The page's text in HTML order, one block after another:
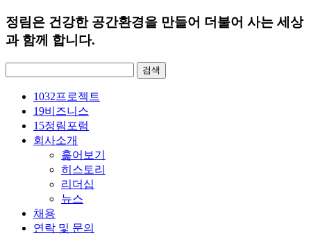
정림은 건강한 공간환경을 만들어 더불어 사는 세상
과 함께 합니다.
1032프로젝트
19비즈니스
15정림포럼
회사소개
훑어보기
히스토리
리더십
뉴스
채용
연락 및 문의